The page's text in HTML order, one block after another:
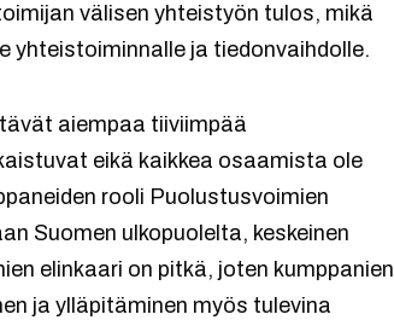
välisen yhteistyön tulos, mikä
yhteistoiminnalle ja tiedonvaihdolle.
aiempaa tiiviimpää
eikä kaikkea osaamista ole
rooli Puolustusvoimien
Suomen ulkopuolelta, keskeinen
elinkaari on pitkä, joten kumppanien
ja ylläpitäminen myös tulevina